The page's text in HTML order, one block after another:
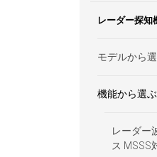
スペア
純正オプ
モデルから選
全方面3
前後2カ
前後・左
録
機能から選ぶ
高画質
夜間も鮮
NIGHT
お得なセット
駐車監
レーダー探知
モデルから
ワンボデ
セパレ
機能から選ぶ
レーダー
ス MSSS